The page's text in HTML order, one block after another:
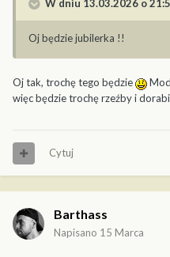
W dniu 13.03.2026 o
Oj będzie jubilerka !!
Oj tak, trochę tego będzie
więc będzie trochę rzeźby i
Cytuj
Barthass
Napisano 15 Marca